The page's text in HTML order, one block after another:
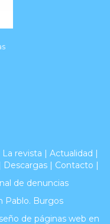
La revista | Actualidad |
Descargas | Contacto |
de denuncias
Pablo. Burgos
de páginas web en